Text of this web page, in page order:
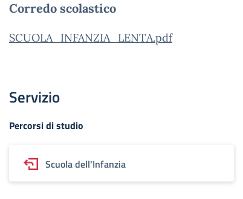
Corredo scolastico
SCUOLA_INFANZIA_LENTA.pdf
Servizio
Percorsi di studio
Scuola dell'Infanzia